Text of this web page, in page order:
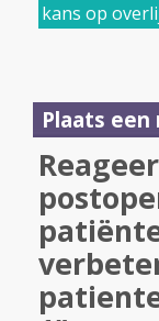
kans op
Plaats een